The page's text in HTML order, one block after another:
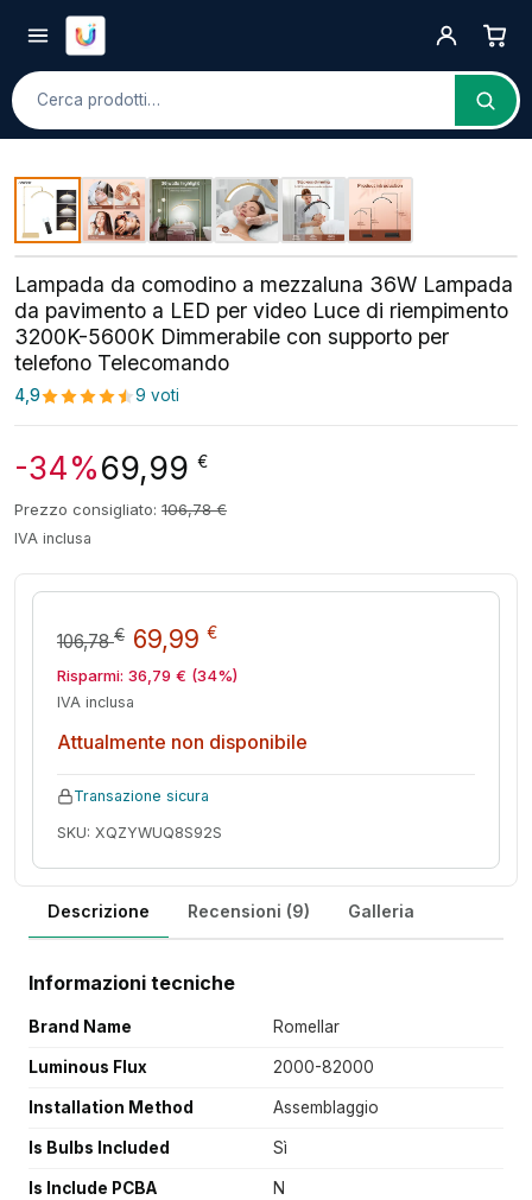
Cerca
Lampada da comodino a mezzaluna 36W Lampada
da pavimento a LED per video Luce di riempimento
3200K-5600K Dimmerabile con supporto per
telefono Telecomando
4,9 9 voti
-34%69,99 €
Prezzo consigliato: 106,78€
IVA inclusa
106,78€ Il prezzo originale era:
69,99 €Il prezzo attuale è:
Risparmi: 36,79 € (34%)
IVA inclusa
Attualmente non disponibile
Transazione sicura
SKU: XQZYWUQ8S92S
Descrizione Recensioni (9) Galleria
Informazioni tecniche
Brand Name Romellar
Luminous Flux 2000-82000
Installation Method Assemblaggio
Is Bulbs Included Sì
Is Include PCBA N